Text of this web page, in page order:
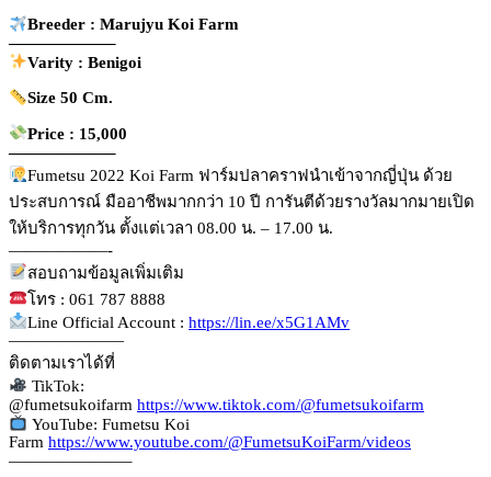
Breeder : Marujyu Koi Farm
——————–
Varity : Benigoi
Size 50 Cm.
Price : 15,000
——————–
Fumetsu 2022 Koi Farm ฟาร์มปลาคราฟนำเข้าจากญี่ปุ่น ด้วย
ประสบการณ์ มืออาชีพมากกว่า 10 ปี การันตีด้วยรางวัลมากมายเปิด
ให้บริการทุกวัน ตั้งแต่เวลา 08.00 น. – 17.00 น.
——————-
สอบถามข้อมูลเพิ่มเติม
โทร : 061 787 8888
Line Official Account :https://lin.ee/x5G1AMv
———————
ติดตามเราได้ที่
TikTok:
@fumetsukoifarm https://www.tiktok.com/@fumetsukoifarm
YouTube: Fumetsu Koi
Farm https://www.youtube.com/@FumetsuKoiFarm/videos
———————–